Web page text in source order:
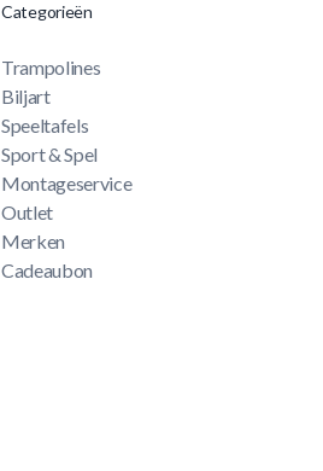
Categorieën
Trampolines
Biljart
Speeltafels
Sport & Spel
Montageservice
Outlet
Merken
Cadeaubon